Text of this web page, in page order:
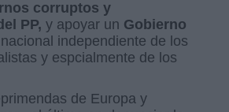
corruptos y
PP, y apoyar un Gobierno
nacional independiente de los
y espcialmente de los
de Europa y